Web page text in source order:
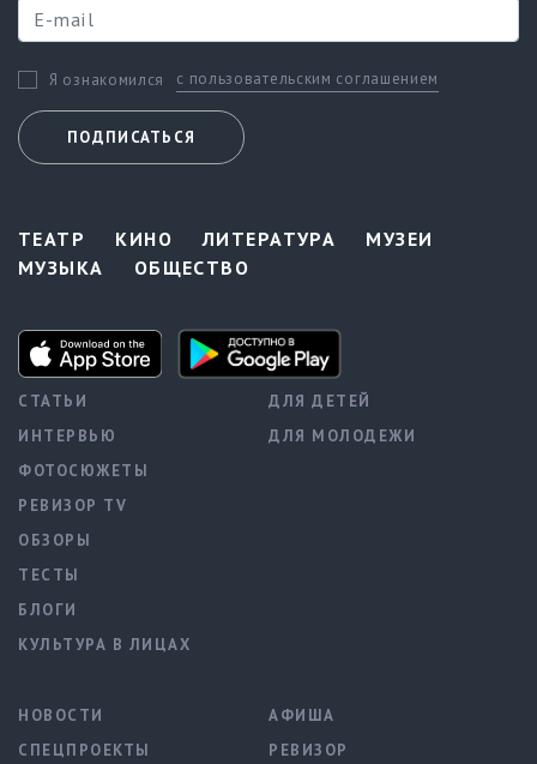
Я ознакомился с пользовательским соглашением
ПОДПИСАТЬСЯ
ТЕАТР КИНО ЛИТЕРАТУРА
МУЗЕИ
МУЗЫКА
ОБЩЕСТВО
СТАТЬИ
ИНТЕРВЬЮ
ФОТОСЮЖЕТЫ
РЕВИЗОР TV
ОБЗОРЫ
ТЕСТЫ
БЛОГИ
КУЛЬТУРА В ЛИЦАХ
ДЛЯ ДЕТЕЙ
ДЛЯ МОЛОДЕЖИ
НОВОСТИ
СПЕЦПРОЕКТЫ
АФИША
РЕВИЗОР